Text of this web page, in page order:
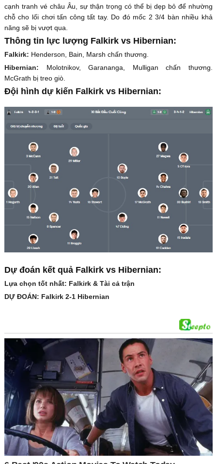
cạnh tranh vé châu Âu, sự thận trọng có thể bị dẹp bỏ để nhường
chỗ cho lối chơi tấn công tất tay. Do đó mốc 2 3/4 bàn nhiều khả
năng sẽ bị vượt qua.
Thông tin lực lượng Falkirk vs Hibernian:
Falkirk: Henderson, Bain, Marsh chấn thương.
Hibernian: Molotnikov, Garananga, Mulligan chấn thương.
McGrath bị treo giò.
Đội hình dự kiến Falkirk vs Hibernian:
Dự đoán kết quả Falkirk vs Hibernian:
Lựa chọn tốt nhất: Falkirk & Tài cả trận
DỰ ĐOÁN: Falkirk 2-1 Hibernian